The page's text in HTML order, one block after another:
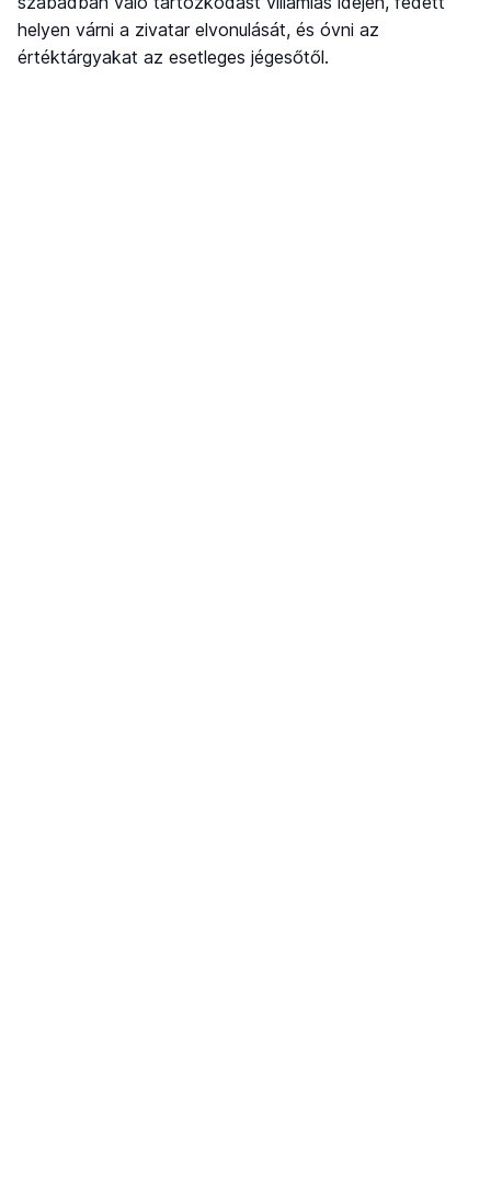
helyen várni a zivatar elvonulását, és óvni az
értéktárgyakat az esetleges jégesőtől.